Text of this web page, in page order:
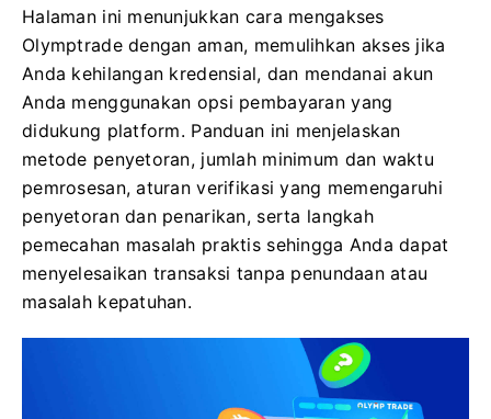
Halaman ini menunjukkan cara mengakses
Olymptrade dengan aman, memulihkan akses jika
Anda kehilangan kredensial, dan mendanai akun
Anda menggunakan opsi pembayaran yang
didukung platform. Panduan ini menjelaskan
metode penyetoran, jumlah minimum dan waktu
pemrosesan, aturan verifikasi yang memengaruhi
penyetoran dan penarikan, serta langkah
pemecahan masalah praktis sehingga Anda dapat
menyelesaikan transaksi tanpa penundaan atau
masalah kepatuhan.